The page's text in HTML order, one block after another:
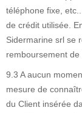
téléphone fixe,
de crédit utilisée.
Sidermarine srl se
remboursement
9.3 A aucun
mesure de
du Client insérée